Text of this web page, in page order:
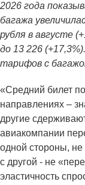
2026 года
багажа
рубля в августе
до 13 226
тарифов с
«Средний билет
направлениях –
другие
авиакомпании
одной стороны, не
с другой - не
эластичность